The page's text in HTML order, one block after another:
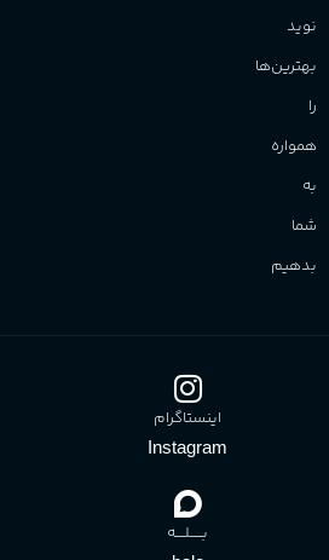
نوید
بهترین‌ها
را
همواره
به
شما
بدهیم
اینستاگرام
Instagram
بـــــلــــه